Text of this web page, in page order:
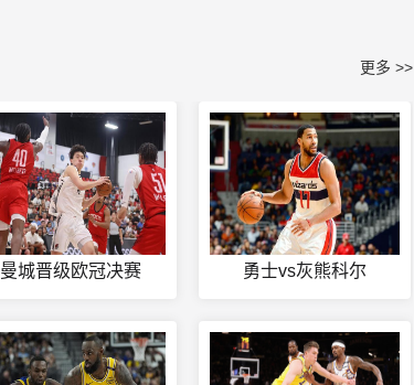
更多 >>
曼城晋级欧冠决赛 勇士vs灰熊科尔